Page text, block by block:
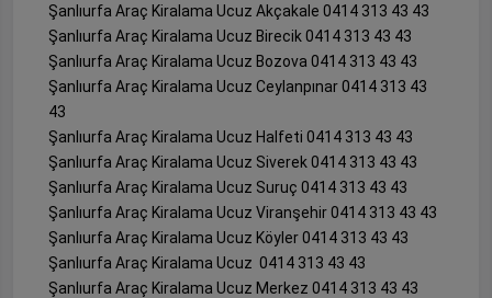
Şanlıurfa Araç Kiralama Ucuz Akçakale 0414 313 43 43
Şanlıurfa Araç Kiralama Ucuz Birecik 0414 313 43 43
Şanlıurfa Araç Kiralama Ucuz Bozova 0414 313 43 43
Şanlıurfa Araç Kiralama Ucuz Ceylanpınar 0414 313 43
43
Şanlıurfa Araç Kiralama Ucuz Halfeti 0414 313 43 43
Şanlıurfa Araç Kiralama Ucuz Siverek 0414 313 43 43
Şanlıurfa Araç Kiralama Ucuz Suruç 0414 313 43 43
Şanlıurfa Araç Kiralama Ucuz Viranşehir 0414 313 43 43
Şanlıurfa Araç Kiralama Ucuz Köyler 0414 313 43 43
Şanlıurfa Araç Kiralama Ucuz 0414 313 43 43
Şanlıurfa Araç Kiralama Ucuz Merkez 0414 313 43 43